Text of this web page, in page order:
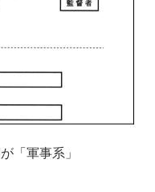
「軍事系」